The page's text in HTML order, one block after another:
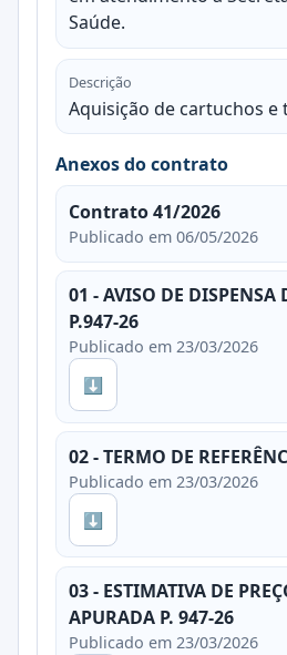
Saúde.
Descrição
Aquisição de cartuchos e
Anexos do contrato
Contrato 41/2026
Publicado em 06/05/2026
01 - AVISO DE DISPENSA
P.947-26
Publicado em 23/03/2026
⬇
02 - TERMO DE
Publicado em 23/03/2026
⬇
03 - ESTIMATIVA DE
APURADA P. 947-26
Publicado em 23/03/2026